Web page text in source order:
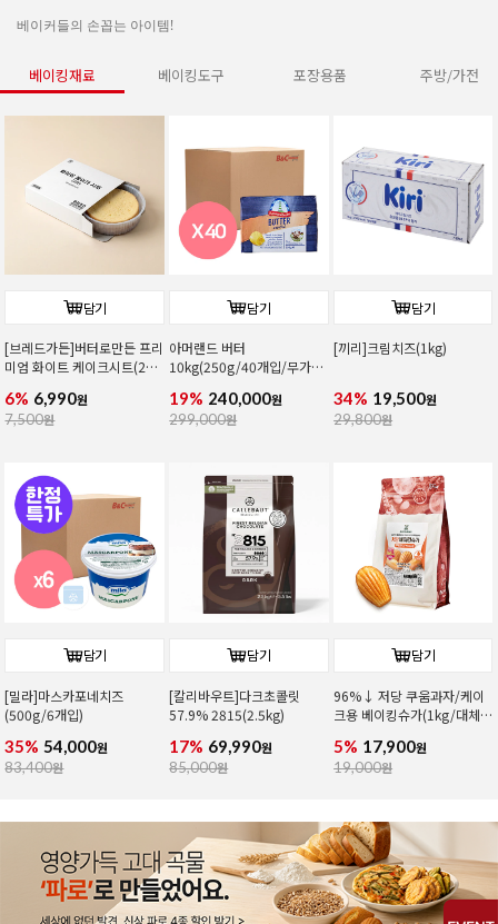
베이커들의 손꼽는 아이템!
베이킹재료 베이킹도구 포장용품 주방/가전
담기
[브레드가든]버터로만든 프리
미엄 화이트 케이크시트(2호/
6% 6,990원
7,500원
담기
아머랜드 버터
10kg(250g/40개입/무가
19% 240,000원
299,000원
담기
[끼리]크림치즈(1kg)
34% 19,500원
29,800원
담기
[밀라]마스카포네치즈
(500g/6개입)
35% 54,000원
83,400원
담기
[칼리바우트]다크초콜릿
57.9% 2815(2.5kg)
17% 69,990원
85,000원
담기
96%↓ 저당 쿠움과자/케이
크용 베이킹슈가(1kg/대체
5% 17,900원
19,000원